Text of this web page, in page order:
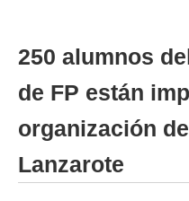
250 alumnos
de FP están
organización
Lanzarote